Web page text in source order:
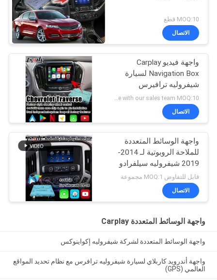
MOQ:10 قطع
الاتصال
واجهة فيديو Carplay
Navigation Box لسيارة
شيفروليه ترافيرس
android auto
الاتصال
واجهة الوسائط المتعددة
للملاحة الروبوتية لـ 2014-
2019 شيفروليه سيلفرادو
1500 2500 3500 نظام
ميلينك
قابل للتفاوض MOQ:1 مجموعة
الاتصال
واجهة الوسائط المتعددة Carplay
واجهة الوسائط المتعددة لشركة شيفروليه إكواينوكس
واجهة أندرويد كاربلاي لسيارة شيفروليه ترافرس مع نظام تحديد المواقع
العالمي (GPS)